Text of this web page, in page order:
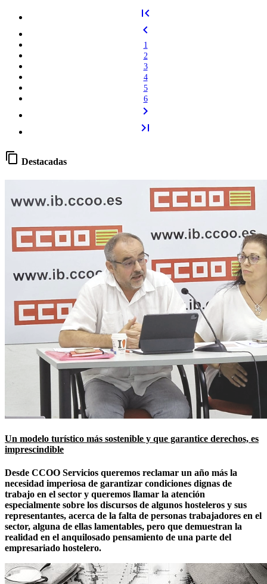
first_page
chevron_left
1
2
3
4
5
6
chevron_right
last_page
content_copy Destacadas
Un modelo turístico más sostenible y que garantice derechos, es
imprescindible
Desde CCOO Servicios queremos reclamar un año más la
necesidad imperiosa de garantizar condiciones dignas de
trabajo en el sector y queremos llamar la atención
especialmente sobre los discursos de algunos hosteleros y sus
representantes, acerca de la falta de personas trabajadores en el
sector, alguna de ellas lamentables, pero que demuestran la
realidad en el anquilosado pensamiento de una parte del
empresariado hostelero.